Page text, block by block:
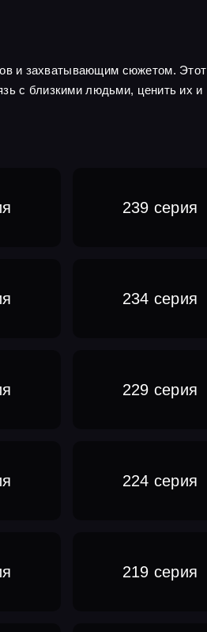
и захватывающим сюжетом. Этот
с близкими людьми, ценить их и
239 серия
234 серия
229 серия
224 серия
219 серия